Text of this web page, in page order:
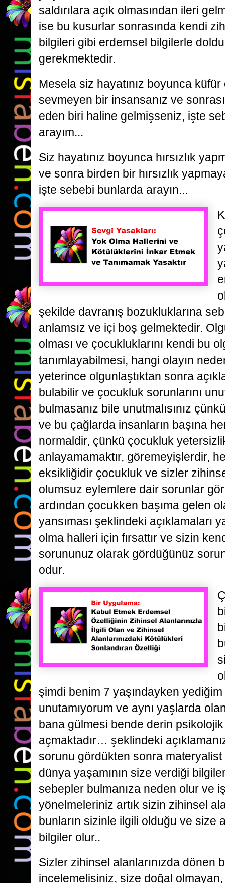
saldırılara açık olmasından ileri
ise bu kusurlar sonrasında kendi
bilgileri gibi erdemsel bilgilerle
gerekmektedir.
Mesela siz hayatınız boyunca
sevmeyen bir insansanız ve
eden biri haline gelmişseniz, işte
arayım...
Siz hayatınız boyunca hırsızlık
ve sonra birden bir hırsızlık
işte sebebi bunlarda arayın...
şekilde davranış bozukluklarına
anlamsız ve içi boş gelmektedir.
olması ve çocukluklarını kendi bu
tanımlayabilmesi, hangi olayın
yeterince olgunlaştıktan sonra
bulabilir ve çocukluk sorunlarını
bulmasanız bile unutmalısınız
ve bu çağlarda insanların başına
normaldir, çünkü çocukluk
anlayamamaktır, göremeyişlerdir,
eksikliğidir çocukluk ve sizler
olumsuz eylemlere dair sorunlar
ardından çocukken başıma gelen
yansıması şeklindeki açıklamaları
olma halleri için fırsattır ve sizin
sorununuz olarak gördüğünüz
odur.
şimdi benim 7 yaşındayken yediğim
unutamıyorum ve aynı yaşlarda
bana gülmesi bende derin
açmaktadır… şeklindeki
sorunu gördükten sonra materyalist
dünya yaşamının size verdiği
sebepler bulmanıza neden olur ve
yönelmeleriniz artık sizin zihinsel
bunların sizinle ilgili olduğu ve size
bilgiler olur..
Sizler zihinsel alanlarınızda dönen
incelemelisiniz, size doğal